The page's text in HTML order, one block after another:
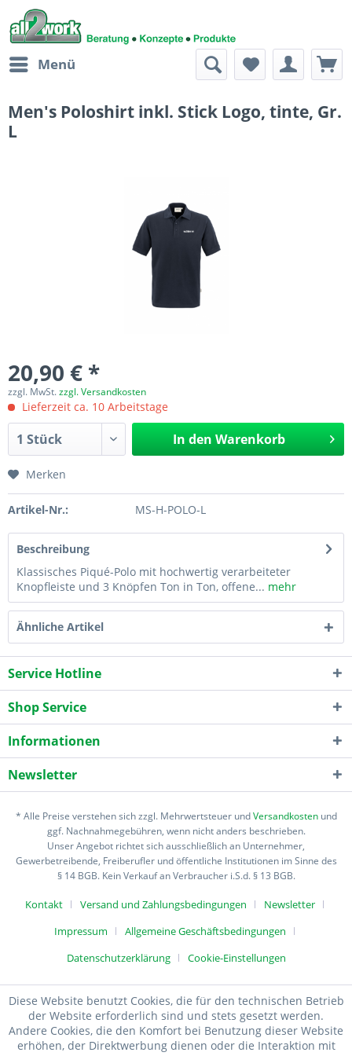
Menü
Men's Poloshirt inkl. Stick Logo, tinte, Gr.
L
20,90 € *
zzgl. MwSt.zzgl. Versandkosten
Lieferzeit ca. 10 Arbeitstage
In den Warenkorb
Merken
Artikel-Nr.: MS-H-POLO-L
Beschreibung
Klassisches Piqué-Polo mit hochwertig verarbeiteter
Knopfleiste und 3 Knöpfen Ton in Ton, offene... mehr
Ähnliche Artikel
Service Hotline
Shop Service
Informationen
Newsletter
* Alle Preise verstehen sich zzgl. Mehrwertsteuer undVersandkostenund
ggf. Nachnahmegebühren, wenn nicht anders beschrieben.
Unser Angebot richtet sich ausschließlich an Unternehmer,
Gewerbetreibende, Freiberufler und öffentliche Institutionen im Sinne des
§ 14 BGB. Kein Verkauf an Verbraucher i.S.d. § 13 BGB.
Kontakt Versand und Zahlungsbedingungen
Newsletter
Impressum
Allgemeine Geschäftsbedingungen
Datenschutzerklärung
Cookie-Einstellungen
Diese Website benutzt Cookies, die für den technischen Betrieb
der Website erforderlich sind und stets gesetzt werden.
Andere Cookies, die den Komfort bei Benutzung dieser Website
erhöhen, der Direktwerbung dienen oder die Interaktion mit